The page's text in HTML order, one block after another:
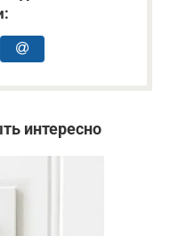
интересно